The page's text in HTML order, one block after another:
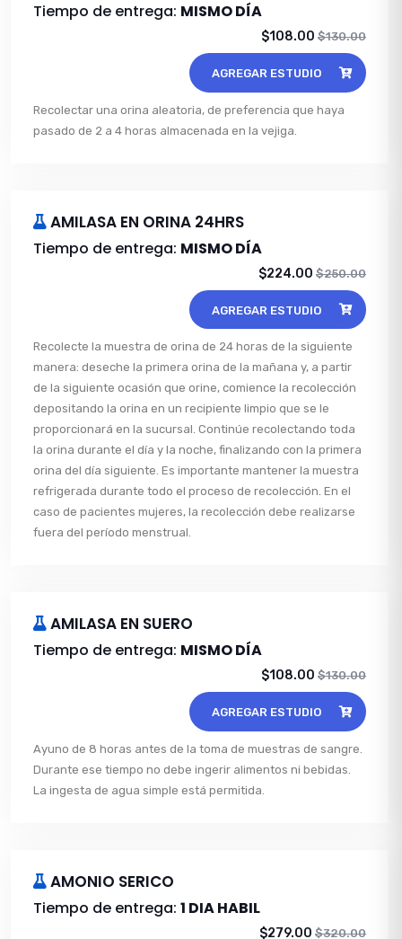
Tiempo de entrega: MISMO DÍA
$108.00 $130.00
AGREGAR ESTUDIO
Recolectar una orina aleatoria, de preferencia que haya
pasado de 2 a 4 horas almacenada en la vejiga.
AMILASA EN ORINA 24HRS
Tiempo de entrega: MISMO DÍA
$224.00 $250.00
AGREGAR ESTUDIO
Recolecte la muestra de orina de 24 horas de la siguiente
manera: deseche la primera orina de la mañana y, a partir
de la siguiente ocasión que orine, comience la recolección
depositando la orina en un recipiente limpio que se le
proporcionará en la sucursal. Continúe recolectando toda
la orina durante el día y la noche, finalizando con la primera
orina del día siguiente. Es importante mantener la muestra
refrigerada durante todo el proceso de recolección. En el
caso de pacientes mujeres, la recolección debe realizarse
fuera del período menstrual.
AMILASA EN SUERO
Tiempo de entrega: MISMO DÍA
$108.00 $130.00
AGREGAR ESTUDIO
Ayuno de 8 horas antes de la toma de muestras de sangre.
Durante ese tiempo no debe ingerir alimentos ni bebidas.
La ingesta de agua simple está permitida.
AMONIO SERICO
Tiempo de entrega: 1 DIA HABIL
$279.00 $320.00